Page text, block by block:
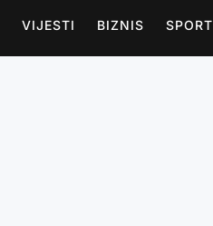
VIJESTI BIZNIS SPORT